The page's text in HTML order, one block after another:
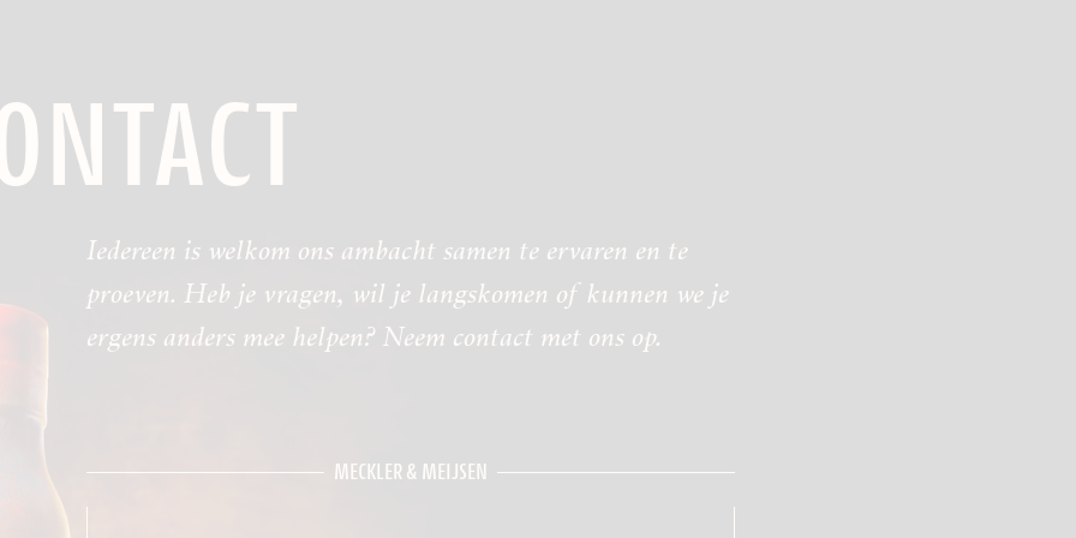
Iedereen is welkom ons ambacht samen te ervaren en te
proeven. Heb je vragen, wil je langskomen of kunnen we je
ergens anders mee helpen? Neem contact met ons op.
MECKLER & MEIJSEN